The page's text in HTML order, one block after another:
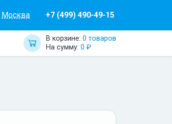
Москва +7 (499) 490-49-15
В корзине: 0 товаров
На сумму: 0 ₽